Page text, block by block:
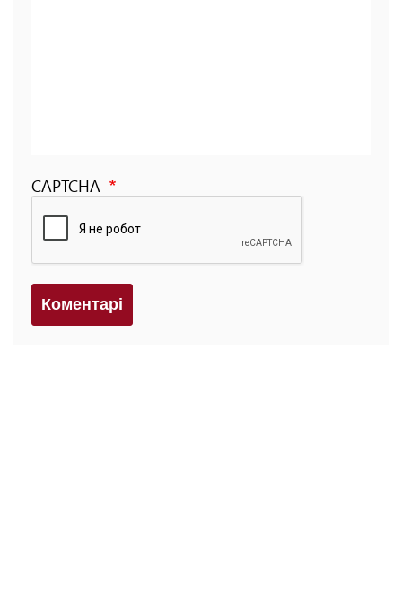
CAPTCHA
Коментарi